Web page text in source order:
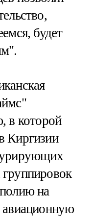
будет
в которой
Киргизии
на
авиационную